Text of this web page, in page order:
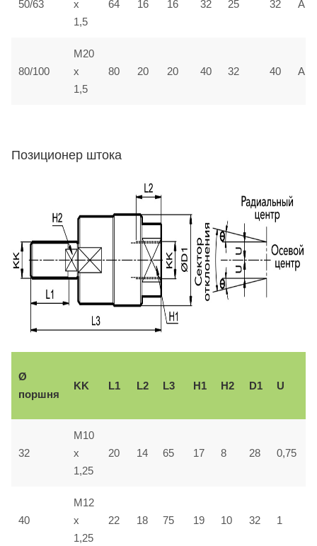
50/63
x
1,5
64 16 16 32 25 32
80/100
M20
x
1,5
80 20 20 40 32 40
Позиционер штока
Ø
поршня
KK L1 L2 L3 H1 H2 D1 U
32
M10
x
1,25
20 14 65 17 8 28 0,75
40
M12
x
1,25
22 18 75 19 10 32 1